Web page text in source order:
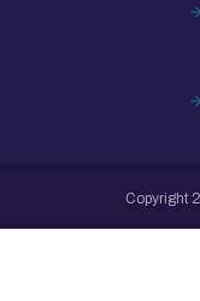
Copyright